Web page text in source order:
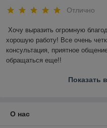
Отлично
Хочу выразить огромную
хорошую работу! Все очень
консультация, приятное
обращаться еще!!
Показать
О нас